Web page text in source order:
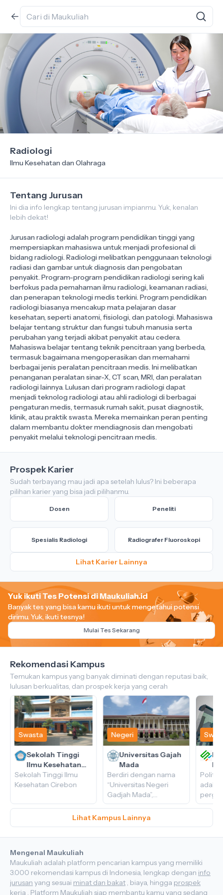
Radiologi
Ilmu Kesehatan dan Olahraga
Tentang Jurusan
Ini dia info lengkap tentang jurusan impianmu. Yuk, kenalan
lebih dekat!
Jurusan radiologi adalah program pendidikan tinggi yang
mempersiapkan mahasiswa untuk menjadi profesional di
bidang radiologi. Radiologi melibatkan penggunaan teknologi
radiasi dan gambar untuk diagnosis dan pengobatan
penyakit. Program-program pendidikan radiologi sering kali
berfokus pada pemahaman ilmu radiologi, keamanan radiasi,
dan penerapan teknologi medis terkini. Program pendidikan
radiologi biasanya mencakup mata pelajaran dasar
kesehatan, seperti anatomi, fisiologi, dan patologi. Mahasiswa
belajar tentang struktur dan fungsi tubuh manusia serta
perubahan yang terjadi akibat penyakit atau cedera.
Mahasiswa belajar tentang teknik pencitraan yang berbeda,
termasuk bagaimana mengoperasikan dan memahami
berbagai jenis peralatan pencitraan medis. Ini melibatkan
penanganan peralatan sinar-X, CT scan, MRI, dan peralatan
radiologi lainnya. Lulusan dari program radiologi dapat
menjadi teknolog radiologi atau ahli radiologi di berbagai
pengaturan medis, termasuk rumah sakit, pusat diagnostik,
klinik, atau praktik swasta. Mereka memainkan peran penting
dalam membantu dokter mendiagnosis dan mengobati
Prospek Karier
Sudah terbayang mau jadi apa setelah lulus? Ini beberapa
pilihan karier yang bisa jadi pilihanmu.
Dosen Peneliti
Spesialis Radiologi Radiografer Fluoroskopi
Lihat Karier Lainnya
Yuk ikuti Tes Potensi di Maukuliah.id
Banyak tes yang bisa kamu ikuti untuk mengetahui potensi
dirimu.Yuk, ikuti tesnya!
Mulai Tes Sekarang
Rekomendasi Kampus
Temukan kampus yang banyak diminati dengan reputasi baik,
lulusan berkualitas, dan prospek kerja yang cerah
Swasta
Sekolah Tinggi
Ilmu Kesehatan
Cirebon
Sekolah Tinggi Ilmu
Kesehatan Cirebon
Negeri
Universitas Gajah
Mada
Berdiri dengan nama
“Universitas Negeri
Gadjah Mada”,
perguruan tinggi ini
merupakan gabungan
dari beberapa sekolah
Perguruan Tinggi
Gadjah Mada, Sekolah
Tinggi Teknik, dan
di
9
Lihat Kampus Lainnya
Mengenal Maukuliah
Maukuliah adalah platform pencarian kampus yang memiliki
3.000 rekomendasi kampus di Indonesia, lengkap dengan info
jurusan yang sesuai minat dan bakat , biaya, hingga prospek
kerja